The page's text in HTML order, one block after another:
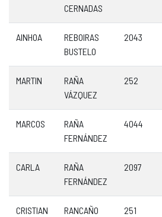
CERNADAS
AINHOA
REBOIRAS
BUSTELO
2043
MARTIN
RAÑA
VÁZQUEZ
252
MARCOS
RAÑA
FERNÁNDEZ
4044
CARLA
RAÑA
FERNÁNDEZ
2097
CRISTIAN
RANCAÑO
251